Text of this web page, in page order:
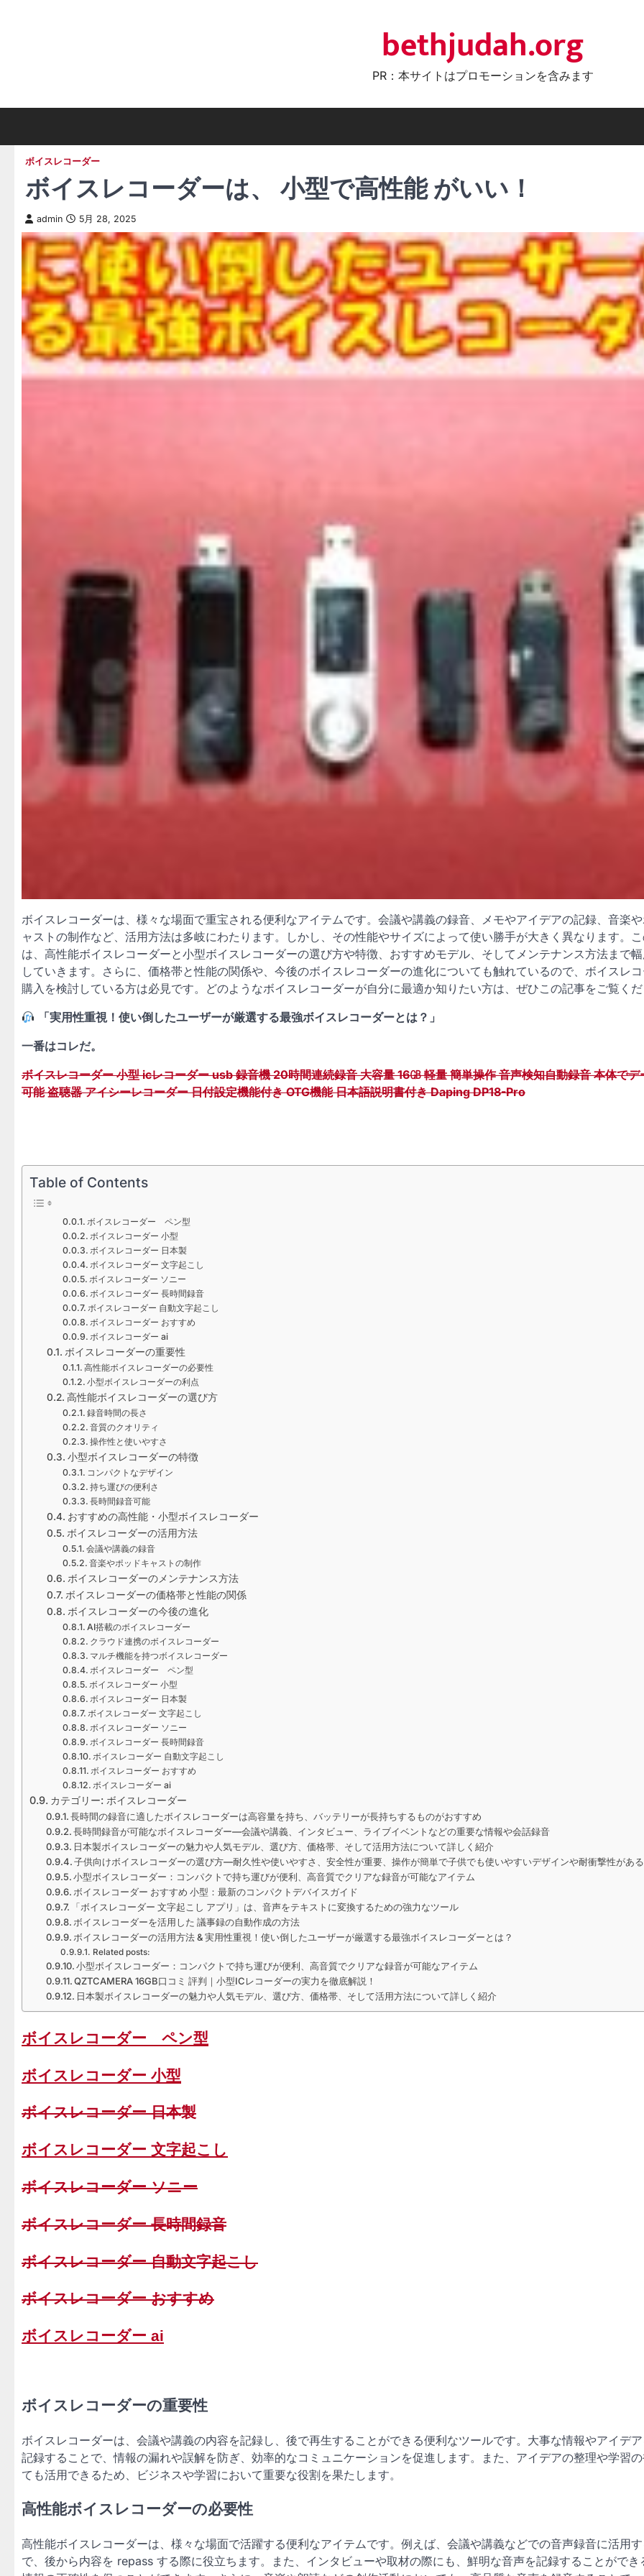
bethjudah.org
PR：本サイトはプロモーションを含みます
ボイスレコーダー
ボイスレコーダーは、 小型で高性能 がいい！
admin 5月 28, 2025
ボイスレコーダーは、様々な場面で重宝される便利なアイテムです。会議や講義の録音、メモやアイデアの記録、音楽
ャストの制作など、活用方法は多岐にわたります。しかし、その性能やサイズによって使い勝手が大きく異なります。
は、高性能ボイスレコーダーと小型ボイスレコーダーの選び方や特徴、おすすめモデル、そしてメンテナンス方法まで
していきます。さらに、価格帯と性能の関係や、今後のボイスレコーダーの進化についても触れているので、ボイスレ
購入を検討している方は必見です。どのようなボイスレコーダーが自分に最適か知りたい方は、ぜひこの記事をご覧く
「実用性重視！使い倒したユーザーが厳選する最強ボイスレコーダーとは？」
一番はコレだ。
ボイスレコーダー 小型 icレコーダー usb 録音機 20時間連続録音 大容量 16㎇ 軽量 簡単操作 音声検知自動録音 本体でデ
可能 盗聴器 アイシーレコーダー 日付設定機能付き OTG機能 日本語説明書付き Daping DP18-Pro
Table of Contents
ボイスレコーダー ペン型
ボイスレコーダー 小型
ボイスレコーダー 日本製
ボイスレコーダー 文字起こし
ボイスレコーダー ソニー
ボイスレコーダー 長時間録音
ボイスレコーダー 自動文字起こし
ボイスレコーダー おすすめ
ボイスレコーダー ai
ボイスレコーダーの重要性
高性能ボイスレコーダーの必要性
小型ボイスレコーダーの利点
高性能ボイスレコーダーの選び方
録音時間の長さ
音質のクオリティ
操作性と使いやすさ
小型ボイスレコーダーの特徴
コンパクトなデザイン
持ち運びの便利さ
長時間録音可能
おすすめの高性能・小型ボイスレコーダー
ボイスレコーダーの活用方法
会議や講義の録音
音楽やポッドキャストの制作
ボイスレコーダーのメンテナンス方法
ボイスレコーダーの価格帯と性能の関係
ボイスレコーダーの今後の進化
AI搭載のボイスレコーダー
クラウド連携のボイスレコーダー
マルチ機能を持つボイスレコーダー
ボイスレコーダー ペン型
ボイスレコーダー 小型
ボイスレコーダー 日本製
ボイスレコーダー 文字起こし
ボイスレコーダー ソニー
ボイスレコーダー 長時間録音
ボイスレコーダー 自動文字起こし
ボイスレコーダー おすすめ
ボイスレコーダー ai
カテゴリー: ボイスレコーダー
長時間の録音に適したボイスレコーダーは高容量を持ち、バッテリーが長持ちするものがおすすめ
長時間録音が可能なボイスレコーダー—会議や講義、インタビュー、ライブイベントなどの重要な情報や会話録音
日本製ボイスレコーダーの魅力や人気モデル、選び方、価格帯、そして活用方法について詳しく紹介
子供向けボイスレコーダーの選び方—耐久性や使いやすさ、安全性が重要、操作が簡単で子供でも使いやすいデザインや耐衝撃性があ
小型ボイスレコーダー：コンパクトで持ち運びが便利、高音質でクリアな録音が可能なアイテム
ボイスレコーダー おすすめ 小型：最新のコンパクトデバイスガイド
「ボイスレコーダー 文字起こし アプリ」は、音声をテキストに変換するための強力なツール
ボイスレコーダーを活用した 議事録の自動作成の方法
ボイスレコーダーの活用方法 & 実用性重視！使い倒したユーザーが厳選する最強ボイスレコーダーとは？
Related posts:
小型ボイスレコーダー：コンパクトで持ち運びが便利、高音質でクリアな録音が可能なアイテム
QZTCAMERA 16GB口コミ 評判｜小型ICレコーダーの実力を徹底解説！
日本製ボイスレコーダーの魅力や人気モデル、選び方、価格帯、そして活用方法について詳しく紹介
ボイスレコーダー ペン型
ボイスレコーダー 小型
ボイスレコーダー 日本製
ボイスレコーダー 文字起こし
ボイスレコーダー ソニー
ボイスレコーダー 長時間録音
ボイスレコーダー 自動文字起こし
ボイスレコーダー おすすめ
ボイスレコーダー ai
ボイスレコーダーの重要性
ボイスレコーダーは、会議や講義の内容を記録し、後で再生することができる便利なツールです。大事な情報やアイデ
記録することで、情報の漏れや誤解を防ぎ、効率的なコミュニケーションを促進します。また、アイデアの整理や学習
ても活用できるため、ビジネスや学習において重要な役割を果たします。
高性能ボイスレコーダーの必要性
高性能ボイスレコーダーは、様々な場面で活躍する便利なアイテムです。例えば、会議や講義などでの音声録音に活用
で、後から内容を repass する際に役立ちます。また、インタビューや取材の際にも、鮮明な音声を記録することができ